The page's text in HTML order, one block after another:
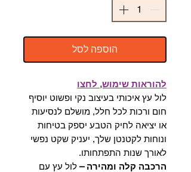
הוספה לסל
להוראות שימוש, לחצו
לול עץ איכותי בעיצוב נקי ופשוט יוסיף
חום ורכות לכל חלל, מושלם לנסיעות
או יציאה לחיק הטבע יספק בטיחות
ונוחות לקטנטן שלך, יעניק שקט נפשי
לאורך שנות התפתחותו.
הרכבה קלה ומהירה – לול עץ עם